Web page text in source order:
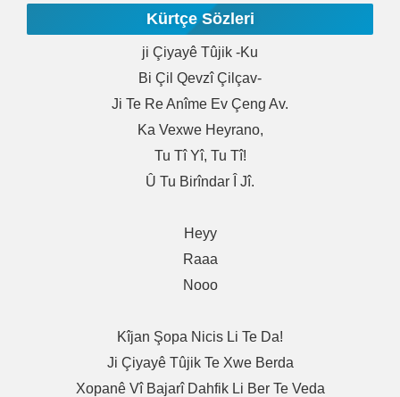
Kürtçe Sözleri
Ji Çiyayê Tûjik -ku
Bi Çil Qevzî Çilçav-
Ji Te Re Anîme Ev Çeng Av.
Ka Vexwe Heyrano,
Tu Tî Yî, Tu Tî!
Û Tu Birîndar Î Jî.
Heyy
Raaa
Nooo
Kîjan Şopa Nicis Li Te Da!
Ji Çiyayê Tûjik Te Xwe Berda
Xopanê Vî Bajarî Dahfik Li Ber Te Veda